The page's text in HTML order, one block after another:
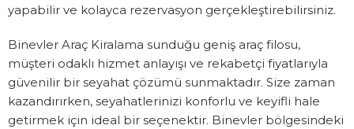
yapabilir ve kolayca rezervasyon gerçekleştirebilirsiniz.
Binevler Araç Kiralama sunduğu geniş araç filosu,
müşteri odaklı hizmet anlayışı ve rekabetçi fiyatlarıyla
güvenilir bir seyahat çözümü sunmaktadır. Size zaman
kazandırırken, seyahatlerinizi konforlu ve keyifli hale
getirmek için ideal bir seçenektir. Binevler bölgesindeki